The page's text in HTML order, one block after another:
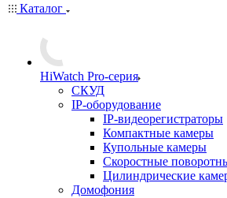
Каталог
HiWatch Pro-серия
CКУД
IP-оборудование
IP-видеорегистраторы
Компактные камеры
Купольные камеры
Скоростные
Цилиндрические
Домофония